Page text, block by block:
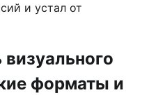
и устал от
форматы и